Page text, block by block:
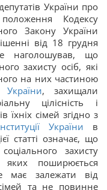
України про
положення Кодексу
Закону України
від 18 грудня
що
захисту осіб, які
на них частиною
України, захищали
цілісність і
їхніх сімей згідно з
України в
статті означає, що
захисту
поширюється
залежати від
та не повинне